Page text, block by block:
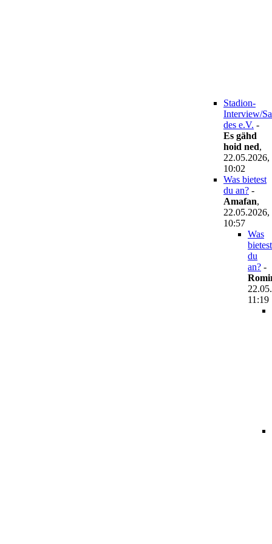
Stadion-
Interview/
des e.V. -
Es gähd
hoid ned,
22.05.2026,
10:02
Was bietest
du an? -
Amafan,
22.05.2026,
10:57
Was
bietest
du
an? -
11:19